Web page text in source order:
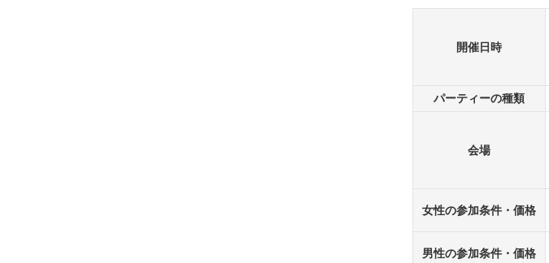
開催日時
パーティーの種類
会場
女性の参加条件・価格
男性の参加条件・価格